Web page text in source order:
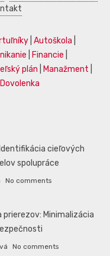
Autoškola
Financie
plán Manažment
Dovolenka
cieľových
spolupráce
No comments
prierezov: Minimalizácia
No comments